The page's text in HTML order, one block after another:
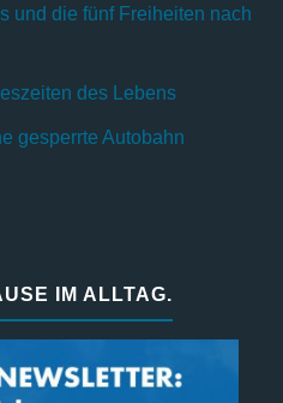
und die fünf Freiheiten nach
des Lebens
gesperrte Autobahn
IM ALLTAG.